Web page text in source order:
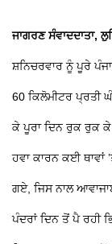
ਜਾਗਰਣ ਸੰਵਾਦਦਾਤਾ,
ਸ਼ਨਿਚਰਵਾਰ ਨੂੰ ਪੂਰੇ
60 ਕਿਲੋਮੀਟਰ ਪ੍ਰਤੀ
ਕੇ ਪੂਰਾ ਦਿਨ ਰੁਕ ਰੁਕ
ਹਵਾ ਕਾਰਨ ਕਈ
ਗਏ, ਜਿਸ ਨਾਲ
ਪੰਦਰਾਂ ਦਿਨ ਤੋਂ ਪੈ ਰਹੀ